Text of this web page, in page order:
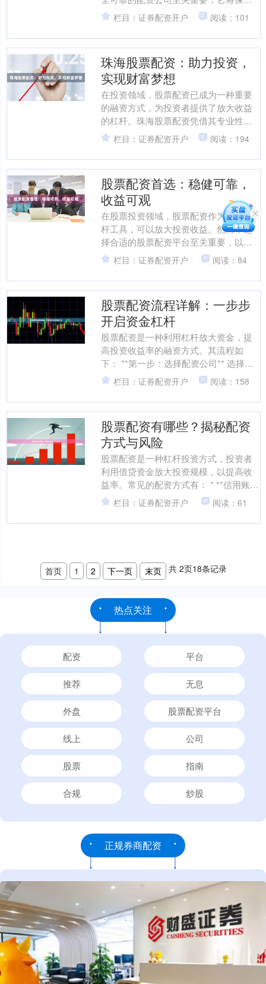
您的资金安全和收益最大化。 配资必选
配资，拥有以下优势： ....
栏目：证券配资开户 阅读：101
珠海股票配资：助力投资，
实现财富梦想
在投资领域，股票配资已成为一种重要
的融资方式，为投资者提供了放大收益
的杠杆。珠海股票配资凭借其专业性、
安全性，为投资者提供了可靠的投资平
台。 珠海股票配资公司拥....
栏目：证券配资开户 阅读：194
股票配资首选：稳健可靠，
收益可观
在股票投资领域，股票配资作为一种杠
杆工具，可以放大投资收益。然而，选
择合适的股票配资平台至关重要，以确
保投资的安全性和收益性。 **稳健可靠**
首选的股票配资....
栏目：证券配资开户 阅读：84
股票配资流程详解：一步步
开启资金杠杆
股票配资是一种利用杠杆放大资金，提
高投资收益率的融资方式。其流程如
下： **第一步：选择配资公司** 选择一
家信誉良好、监管合规的配资公司至关
重要。了解其资质、....
栏目：证券配资开户 阅读：158
股票配资有哪些？揭秘配资
方式与风险
股票配资是一种杠杆投资方式，投资者
利用借贷资金放大投资规模，以提高收
益率。常见的配资方式有： * **信用账
户：**券商提供信用额度，投资者可借用
资金买入股票。....
栏目：证券配资开户 阅读：61
首页 1 2 下一页 末页 共 2页18条记录
热点关注
配资 平台
推荐 无息
外盘 股票配资平台
线上 公司
股票 指南
合规 炒股
正规券商配资